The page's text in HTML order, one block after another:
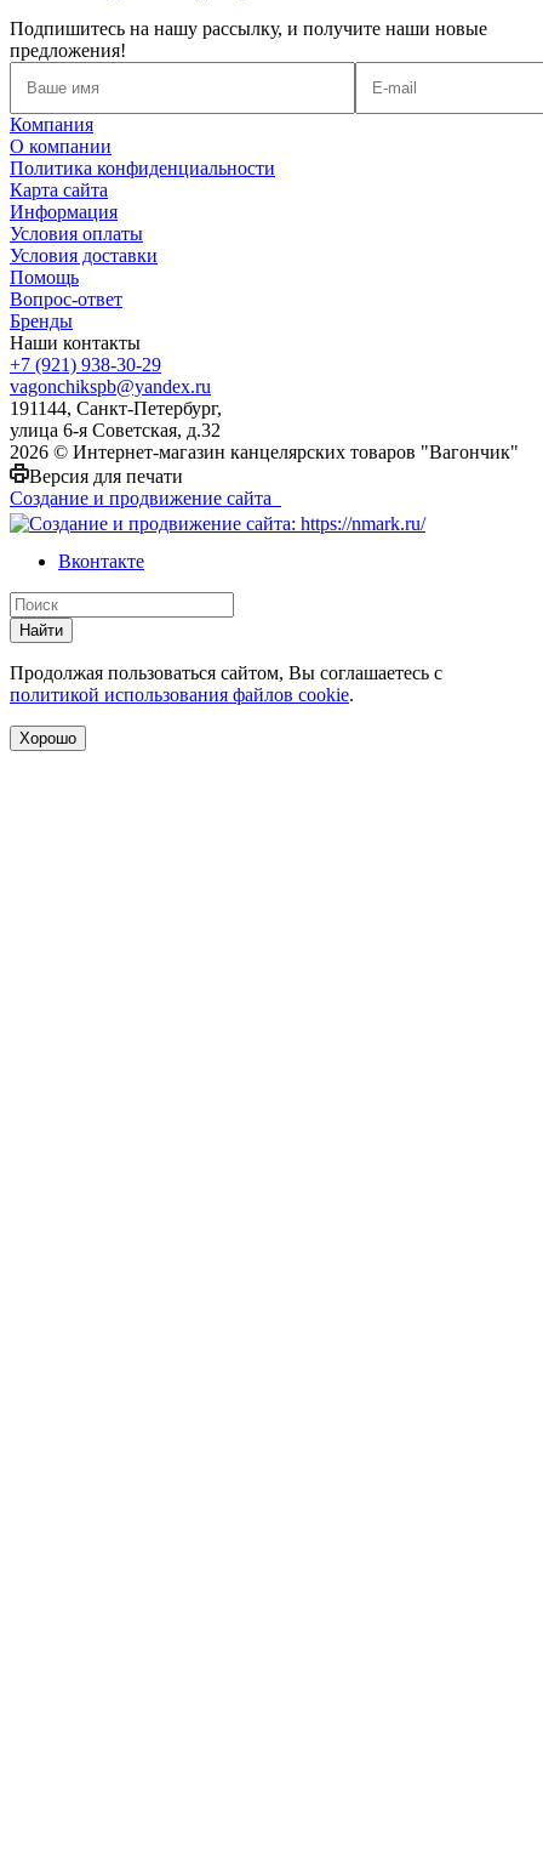
Подпишитесь на нашу рассылку, и получите наши новые
предложения!
Компания
О компании
Политика конфиденциальности
Карта сайта
Информация
Условия оплаты
Условия доставки
Помощь
Вопрос-ответ
Бренды
Наши контакты
+7 (921) 938-30-29
vagonchikspb@yandex.ru
191144, Санкт-Петербург,
улица 6-я Советская, д.32
2026 © Интернет-магазин канцелярских товаров "Вагончик"
Версия для печати
Создание и продвижение сайта
Вконтакте
Найти
Продолжая пользоваться сайтом, Вы соглашаетесь с
политикой использования файлов cookie.
Хорошо